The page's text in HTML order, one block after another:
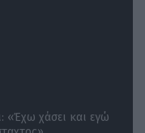
«Έχω χάσει και εγώ